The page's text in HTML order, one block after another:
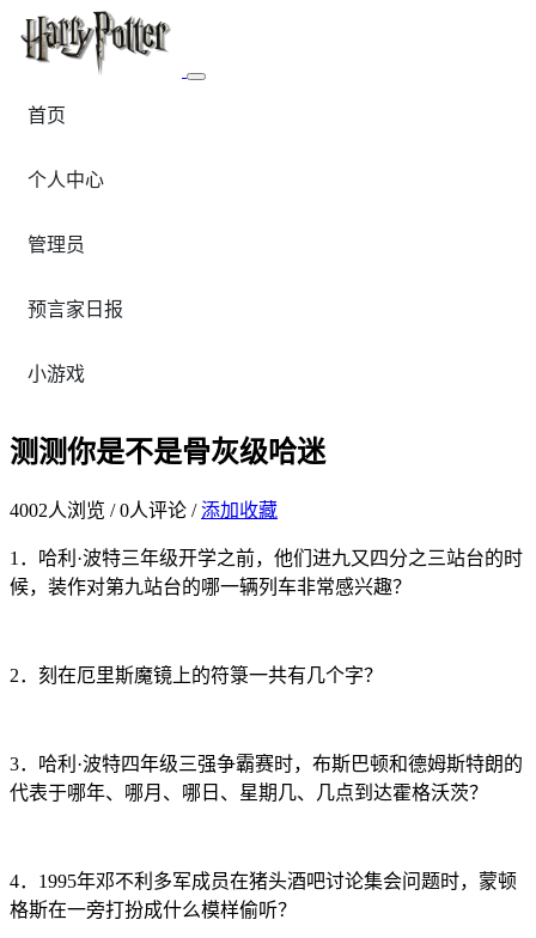
首页
个人中心
管理员
预言家日报
小游戏
测测你是不是骨灰级哈迷
4002人浏览 /0人评论 /添加收藏
1．哈利·波特三年级开学之前，他们进九又四分之三站台的时
候，装作对第九站台的哪一辆列车非常感兴趣？
2．刻在厄里斯魔镜上的符箓一共有几个字？
3．哈利·波特四年级三强争霸赛时，布斯巴顿和德姆斯特朗的
代表于哪年、哪月、哪日、星期几、几点到达霍格沃茨？
4．1995年邓不利多军成员在猪头酒吧讨论集会问题时，蒙顿
格斯在一旁打扮成什么模样偷听？